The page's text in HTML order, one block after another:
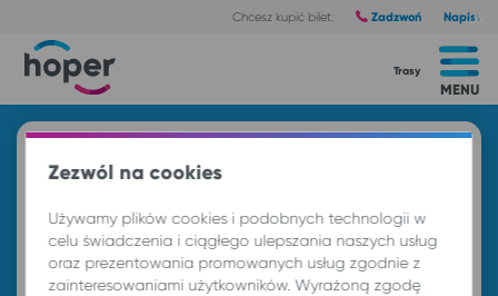
Chcesz kupić bilet: Zadzwoń Napisz
MENU
Trasy
DO
Zezwól na cookies
Używamy plików cookies i podobnych technologii w
celu świadczenia i ciągłego ulepszania naszych usług
oraz prezentowania promowanych usług zgodnie z
zainteresowaniami użytkowników. Wyrażoną zgodę